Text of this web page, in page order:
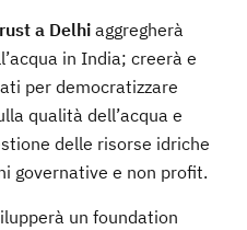
a Delhi aggregherà
in India; creerà e
per democratizzare
qualità dell’acqua e
delle risorse idriche
governative e non profit.
un foundation